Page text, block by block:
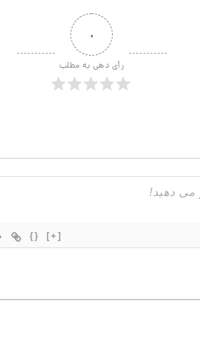
۰
رأی دهی به مطلب
{} [+]